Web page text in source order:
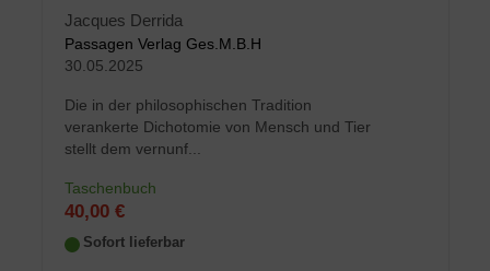
Jacques Derrida
Passagen Verlag Ges.M.B.H
30.05.2025
Die in der philosophischen Tradition
verankerte Dichotomie von Mensch und Tier
stellt dem vernunf...
Taschenbuch
40,00 €
Sofort lieferbar